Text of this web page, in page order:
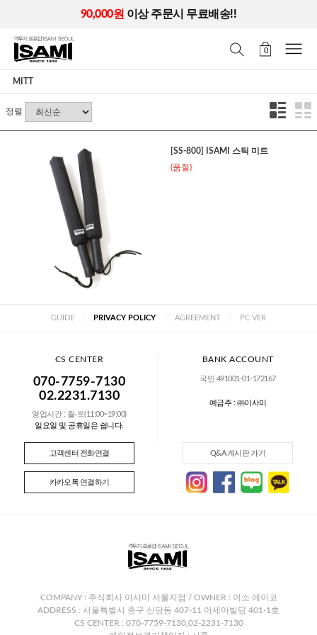
90,000원 이상 주문시 무료배송!!
0
MITT
정렬
[SS-800] ISAMI 스틱 미트
(품절)
GUIDE PRIVACY POLICY AGREEMENT PC VER
CS CENTER
070-7759-7130
02.2231.7130
영업시간 : 월-토(11:00~19:00)
일요일 및 공휴일은 쉽니다.
BANK ACCOUNT
국민 491001-01-172167
예금주 : ㈜이사미
고객센터 전화연결
카카오톡 연결하기
Q&A 게시판 가기
COMPANY : 주식회사 이사미 서울지점 / OWNER : 이소 에이코
ADDRESS : 서울특별시 중구 신당동 407-11 아세아빌딩 401-1호
CS CENTER : 070-7759-7130,02-2231-7130